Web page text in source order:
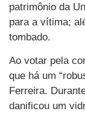
patrimônio da
para a vítima;
tombado.
Ao votar pela
que há um
Ferreira.
danificou um